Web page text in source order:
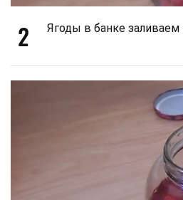
2 Ягоды в банке заливаем